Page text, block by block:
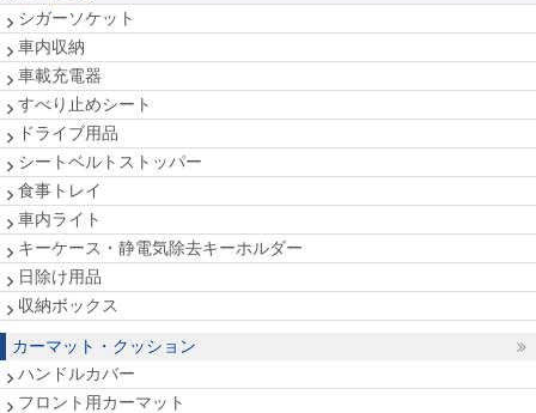
シガーソケット
車内収納
車載充電器
すべり止めシート
ドライブ用品
シートベルトストッパー
食事トレイ
車内ライト
キーケース・静電気除去キーホルダー
日除け用品
収納ボックス
カーマット・クッション
ハンドルカバー
フロント用カーマット